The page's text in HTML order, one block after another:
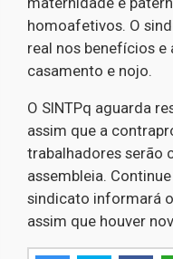
homoafetivos. O
real nos benefícios
casamento e nojo.
O SINTPq aguarda
assim que a
trabalhadores serão
assembleia.
sindicato informará
assim que houver